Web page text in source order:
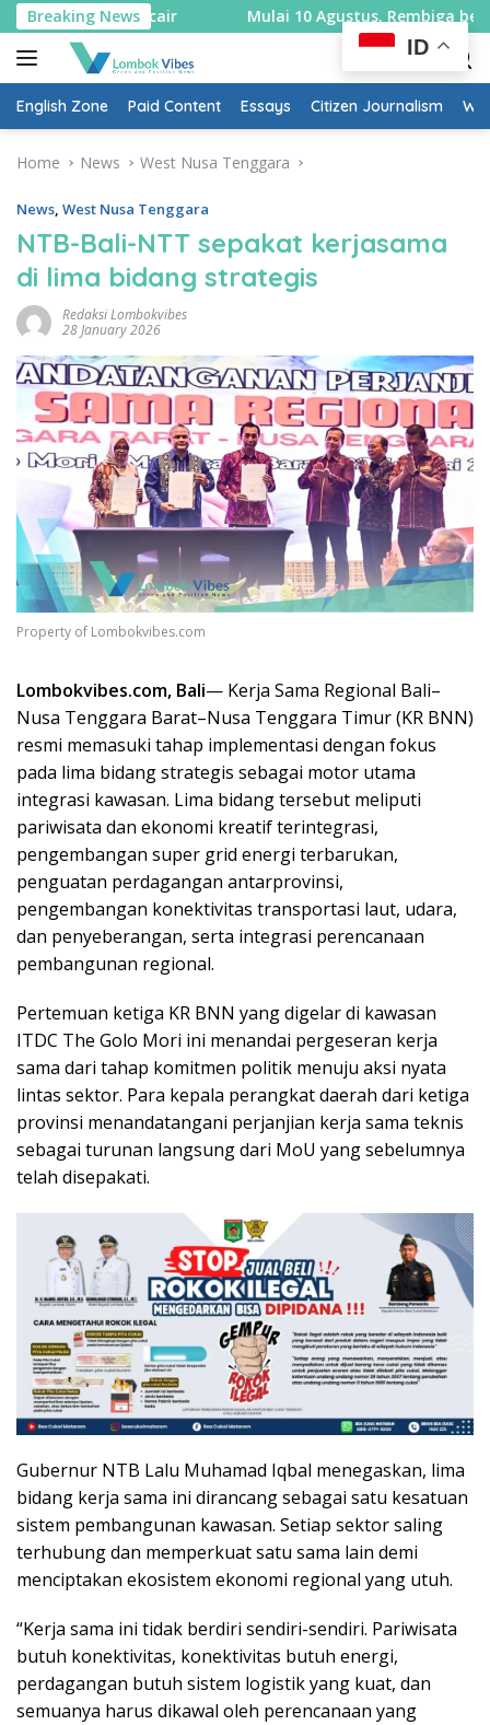
Skip
to
content
Breaking News
cair Mulai 10 Agustus, Rembiga berlakukan
English Zone Paid Content Essays Citizen Journalism
Home News West Nusa Tenggara
News, West Nusa Tenggara
NTB-Bali-NTT sepakat kerjasama
di lima bidang strategis
Redaksi Lombokvibes
28 January 2026
Property of Lombokvibes.com
Lombokvibes.com, Bali— Kerja Sama Regional Bali–
Nusa Tenggara Barat–Nusa Tenggara Timur (KR BNN)
resmi memasuki tahap implementasi dengan fokus
pada lima bidang strategis sebagai motor utama
integrasi kawasan. Lima bidang tersebut meliputi
pariwisata dan ekonomi kreatif terintegrasi,
pengembangan super grid energi terbarukan,
penguatan perdagangan antarprovinsi,
pengembangan konektivitas transportasi laut, udara,
dan penyeberangan, serta integrasi perencanaan
pembangunan regional.
Pertemuan ketiga KR BNN yang digelar di kawasan
ITDC The Golo Mori ini menandai pergeseran kerja
sama dari tahap komitmen politik menuju aksi nyata
lintas sektor. Para kepala perangkat daerah dari ketiga
provinsi menandatangani perjanjian kerja sama teknis
sebagai turunan langsung dari MoU yang sebelumnya
telah disepakati.
Gubernur NTB Lalu Muhamad Iqbal menegaskan, lima
bidang kerja sama ini dirancang sebagai satu kesatuan
sistem pembangunan kawasan. Setiap sektor saling
terhubung dan memperkuat satu sama lain demi
menciptakan ekosistem ekonomi regional yang utuh.
“Kerja sama ini tidak berdiri sendiri-sendiri. Pariwisata
butuh konektivitas, konektivitas butuh energi,
perdagangan butuh sistem logistik yang kuat, dan
semuanya harus dikawal oleh perencanaan yang
ID